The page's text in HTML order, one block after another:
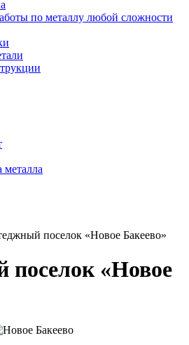
дюралевый
Общестроительный
алюминиевый
Плита
(вентиляционный)
системы
Отводы
по металлу любой сложности
металла
поселок «Новое Бакеево»
поселок «Новое